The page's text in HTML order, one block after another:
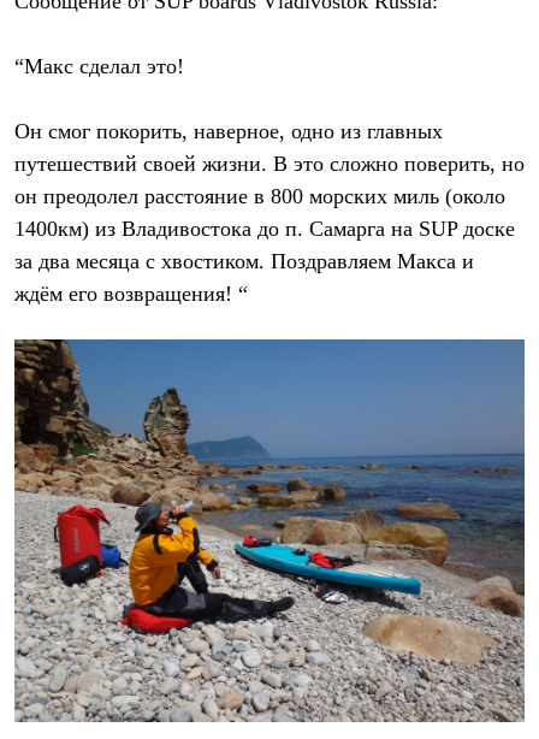
Рубашки
Толстовки
Теплое термобелье
Среднее термобелье
Легкое термобелье
Флисовая одежда
Куртки
Детская одежда
Утепленная пухом
Куртки
Брюки
Утепленная синтетикой
Комбинезоны
Куртки
Брюки
Лёгкая одежда
Футболки
Толстовки
Брюки
Софтшелл одежда
Куртки
Флисовая одежда
Куртки
Брюки
Жилеты
Комбинезоны
Термобелье
“Макс сделал это!
Он смог покорить, наверное, одно из главных
путешествий своей жизни. В это сложно поверить, но
он преодолел расстояние в 800 морских миль (около
1400км) из Владивостока до п. Самарга на SUP доске
за два месяца с хвостиком. Поздравляем Макса и
ждём его возвращения! “